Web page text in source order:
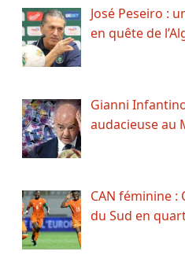
José Peseiro :
en quête de
Gianni
audacieuse au
CAN féminine :
du Sud en